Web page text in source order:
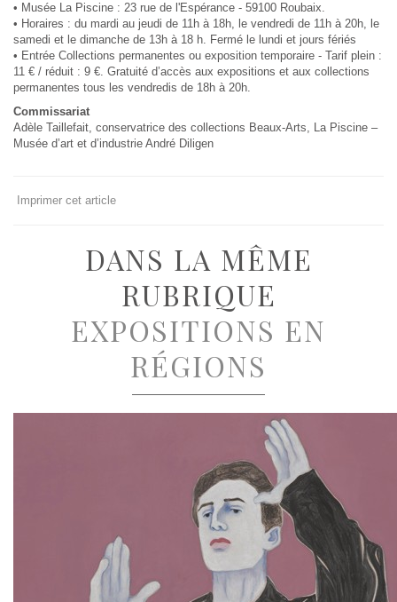
• Musée La Piscine : 23 rue de l'Espérance - 59100 Roubaix.
• Horaires : du mardi au jeudi de 11h à 18h, le vendredi de 11h à 20h, le
samedi et le dimanche de 13h à 18 h. Fermé le lundi et jours fériés
• Entrée Collections permanentes ou exposition temporaire - Tarif plein :
11 € / réduit : 9 €. Gratuité d’accès aux expositions et aux collections
permanentes tous les vendredis de 18h à 20h.
Commissariat
Adèle Taillefait, conservatrice des collections Beaux-Arts, La Piscine –
Musée d’art et d’industrie André Diligen
Imprimer cet article
DANS LA MÊME
RUBRIQUE
EXPOSITIONS EN
RÉGIONS